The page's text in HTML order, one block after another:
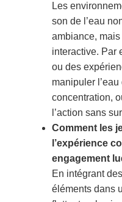
Les
son de l’eau
ambiance,
interactive. Par
ou des
manipuler
concentration,
l’action sans
Comment les
l’expérience
engagement
En intégrant
éléments dans